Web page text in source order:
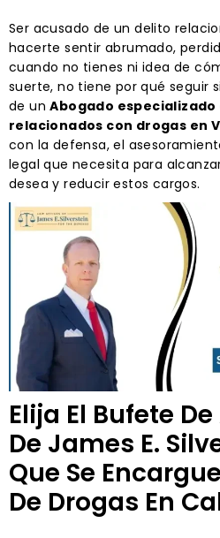
Ser acusado de un delito
hacerte sentir abrumado,
cuando no tienes ni idea de
suerte, no tiene por qué seguir
de unAbogado
relacionados con drogas en
con la defensa, el
legal que necesita para
desea y reducir estos cargos.
Elija El Bufete
De James E.
Que Se
De Drogas En